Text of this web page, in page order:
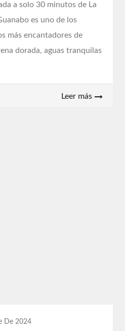
a solo 30 minutos de La
es uno de los
más encantadores de
dorada, aguas tranquilas
Leer más
De 2024